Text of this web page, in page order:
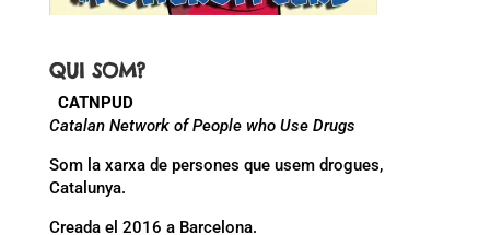
QUI SOM?
CATNPUD
Catalan Network of People who Use Drugs
Som la xarxa de persones que usem drogues,
Catalunya.
Creada el 2016 a Barcelona.